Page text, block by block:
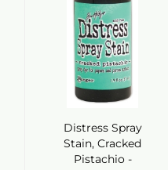
Distress Spray
Stain, Cracked
Pistachio -